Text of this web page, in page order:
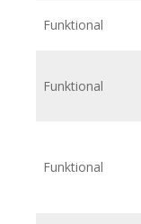
Funktional
Funktional
Funktional